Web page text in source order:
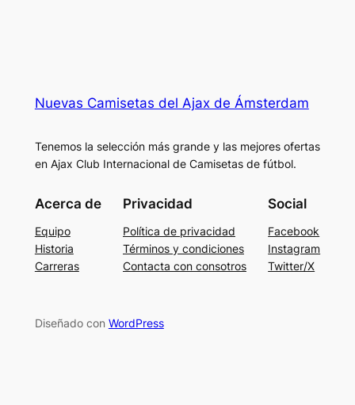
Nuevas Camisetas del Ajax de Ámsterdam
Tenemos la selección más grande y las mejores ofertas
en Ajax Club Internacional de Camisetas de fútbol.
Acerca de
Equipo
Historia
Carreras
Privacidad
Política de privacidad
Términos y condiciones
Contacta con consotros
Social
Facebook
Instagram
Twitter/X
Diseñado con WordPress